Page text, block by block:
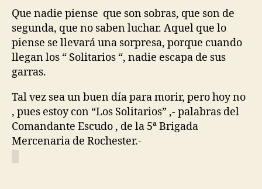
Que nadie piense que son sobras, que son de
segunda, que no saben luchar. Aquel que lo
piense se llevará una sorpresa, porque cuando
llegan los “ Solitarios “, nadie escapa de sus
garras.
Tal vez sea un buen día para morir, pero hoy no
, pues estoy con “Los Solitarios” ,- palabras del
Comandante Escudo , de la 5ª Brigada
Mercenaria de Rochester.-